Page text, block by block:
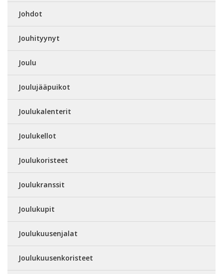
Johdot
Jouhityynyt
Joulu
Joulujääpuikot
Joulukalenterit
Joulukellot
Joulukoristeet
Joulukranssit
Joulukupit
Joulukuusenjalat
Joulukuusenkoristeet